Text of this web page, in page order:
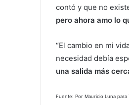
contó y que no
pero ahora amo lo
“El cambio en mi
necesidad debía
una salida más
Fuente: Por Mauricio Luna para